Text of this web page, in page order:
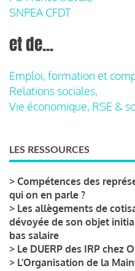
SNPEA CFDT
et de...
Emploi, formation et
Relations sociales,
Vie économique, RSE &
LES RESSOURCES
> Compétences des
qui on en parle ?
> Les allègements de
dévoyée de son objet
bas salaire
> Le DUERP des IRP chez
> L’Organisation de la